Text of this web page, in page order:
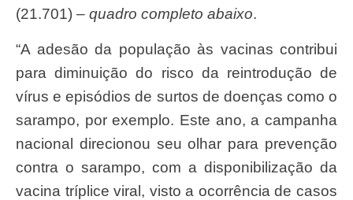
(21.701) – quadro completo abaixo.
“A adesão da população às vacinas contribui
para diminuição do risco da reintrodução de
vírus e episódios de surtos de doenças como o
sarampo, por exemplo. Este ano, a campanha
nacional direcionou seu olhar para prevenção
contra o sarampo, com a disponibilização da
vacina tríplice viral, visto a ocorrência de casos